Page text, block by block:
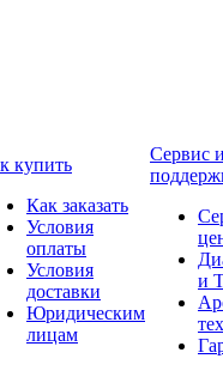
купить
Как заказать
Условия
оплаты
Условия
доставки
Юридическим
лицам
Сервис
и